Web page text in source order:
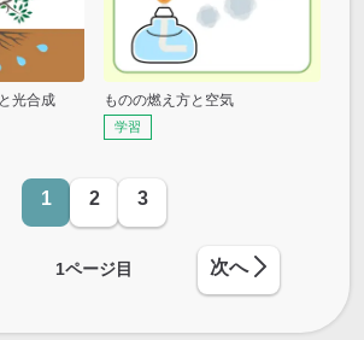
光合成 ものの燃え方と空気
学習
1 2 3
1ページ目 次へ